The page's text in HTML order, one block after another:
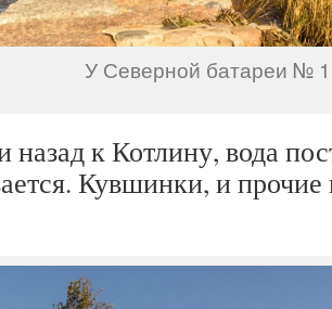
У Северной батареи №
назад к Котлину, вода
Кувшинки, и прочие